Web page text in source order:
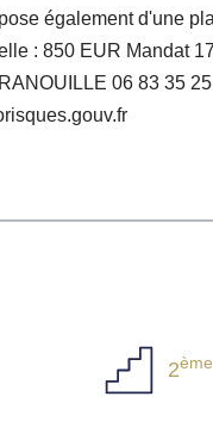
également d'une
: 850 EUR Mandat
06 83 35
2ème